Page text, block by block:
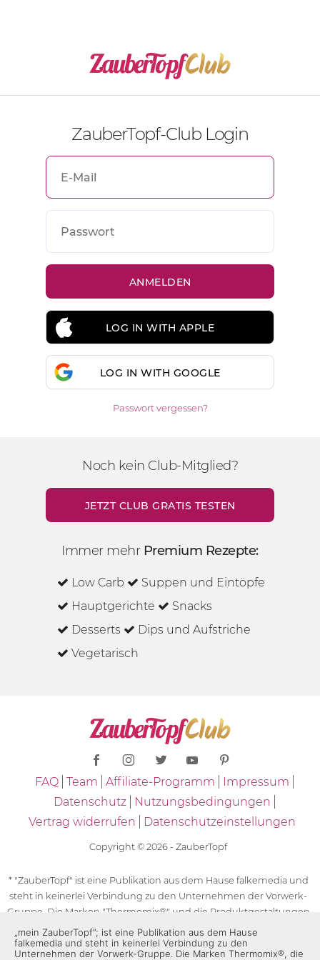
ZauberTopf-Club Login
LOG IN WITH APPLE
LOG IN WITH GOOGLE
Passwort vergessen?
Noch kein Club-Mitglied?
JETZT CLUB GRATIS TESTEN
Immer mehr Premium Rezepte:
Low Carb
Suppen und Eintöpfe
Hauptgerichte
Snacks
Desserts
Dips und Aufstriche
Vegetarisch
FAQ Team Affiliate-Programm
Impressum
Datenschutz
Nutzungsbedingungen
Vertrag widerrufen
Datenschutzeinstellungen
Copyright © 2026 - ZauberTopf
* "ZauberTopf" ist eine Publikation aus dem Hause falkemedia und
steht in keinerlei Verbindung zu den Unternehmen der Vorwerk-
Gruppe. Die Marken "Thermomix®" und die Produktgestaltungen
des "Thermomix®" sind eingetragene Marken der Unternehmen
der Vorwerk-Gruppe. Die Marken Thermomix®, die Zeichen TM5®,
„mein ZauberTopf”; ist eine Publikation aus dem Hause
falkemedia und steht in keinerlei Verbindung zu den
Unternehmen der Vorwerk-Gruppe. Die Marken Thermomix®, die